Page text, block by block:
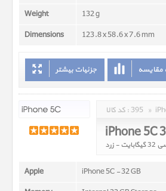
Weight
132 g
Dimensions
123.8 x 58.6 x 7.6 mm
جزئیات بیشتر مقایسه
کد کالا : 395 »
iPhone 5C
Apple
iPhone 5C - 32 GB